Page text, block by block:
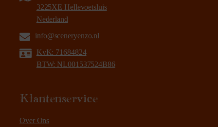
3225XE Hellevoetsluis
Nederland
info@sceneryenzo.nl
KvK: 71684824
BTW: NL001537524B86
Klantenservice
Over Ons